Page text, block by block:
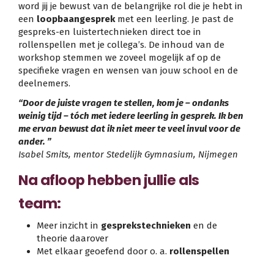
word jij je bewust van de belangrijke rol die je hebt in
een loopbaangesprekmet een leerling. Je past de
gespreks-en luistertechnieken direct toe in
rollenspellen met je collega’s. De inhoud van de
workshop stemmen we zoveel mogelijk af op de
specifieke vragen en wensen van jouw school en de
deelnemers.
“Door de juiste vragen te stellen, kom je – ondanks
weinig tijd – tóch met iedere leerling in gesprek. Ik ben
me ervan bewust dat ik niet meer te veel invul voor de
ander. ”
Isabel Smits, mentor Stedelijk Gymnasium, Nijmegen
Na afloop hebben jullie als
team:
Meer inzicht in gesprekstechnieken en de
theorie daarover
Met elkaar geoefend door o. a. rollenspellen